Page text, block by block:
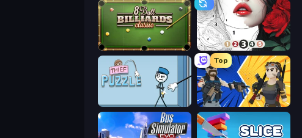
8 Ball Billiards Classic Numicolor
Thief Puzzle
Top
BuildNow GG